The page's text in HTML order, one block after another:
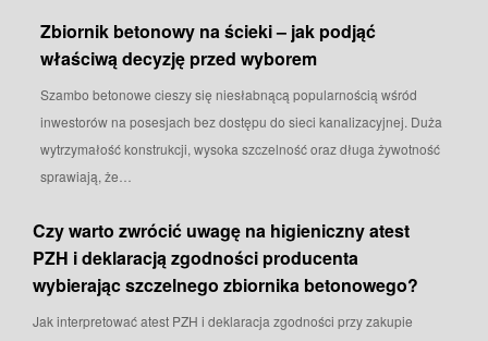
Zbiornik betonowy na ścieki – jak podjąć
właściwą decyzję przed wyborem
Szambo betonowe cieszy się niesłabnącą popularnością wśród
inwestorów na posesjach bez dostępu do sieci kanalizacyjnej. Duża
wytrzymałość konstrukcji, wysoka szczelność oraz długa żywotność
sprawiają, że…
Czy warto zwrócić uwagę na higieniczny atest
PZH i deklaracją zgodności producenta
wybierając szczelnego zbiornika betonowego?
Jak interpretować atest PZH i deklaracja zgodności przy zakupie